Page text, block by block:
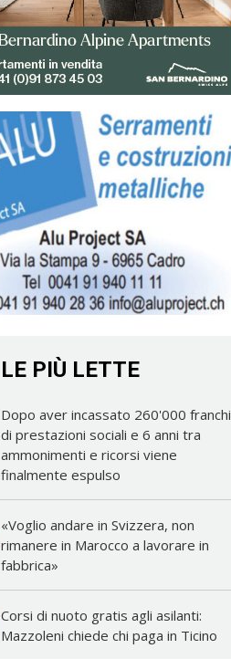
LE PIÙ LETTE
Dopo aver incassato 260'000 franchi
di prestazioni sociali e 6 anni tra
ammonimenti e ricorsi viene
finalmente espulso
«Voglio andare in Svizzera, non
rimanere in Marocco a lavorare in
fabbrica»
Corsi di nuoto gratis agli asilanti:
Mazzoleni chiede chi paga in Ticino